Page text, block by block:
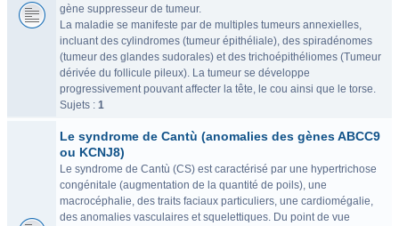
gène suppresseur de tumeur.
La maladie se manifeste par de multiples tumeurs annexielles,
incluant des cylindromes (tumeur épithéliale), des spiradénomes
(tumeur des glandes sudorales) et des trichoépithéliomes (Tumeur
dérivée du follicule pileux). La tumeur se développe
progressivement pouvant affecter la tête, le cou ainsi que le torse.
Sujets : 1
Le syndrome de Cantù (anomalies des gènes ABCC9
ou KCNJ8)
Le syndrome de Cantù (CS) est caractérisé par une hypertrichose
congénitale (augmentation de la quantité de poils), une
macrocéphalie, des traits faciaux particuliers, une cardiomégalie,
des anomalies vasculaires et squelettiques. Du point de vue